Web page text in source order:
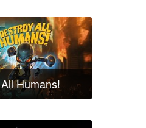
Humans!